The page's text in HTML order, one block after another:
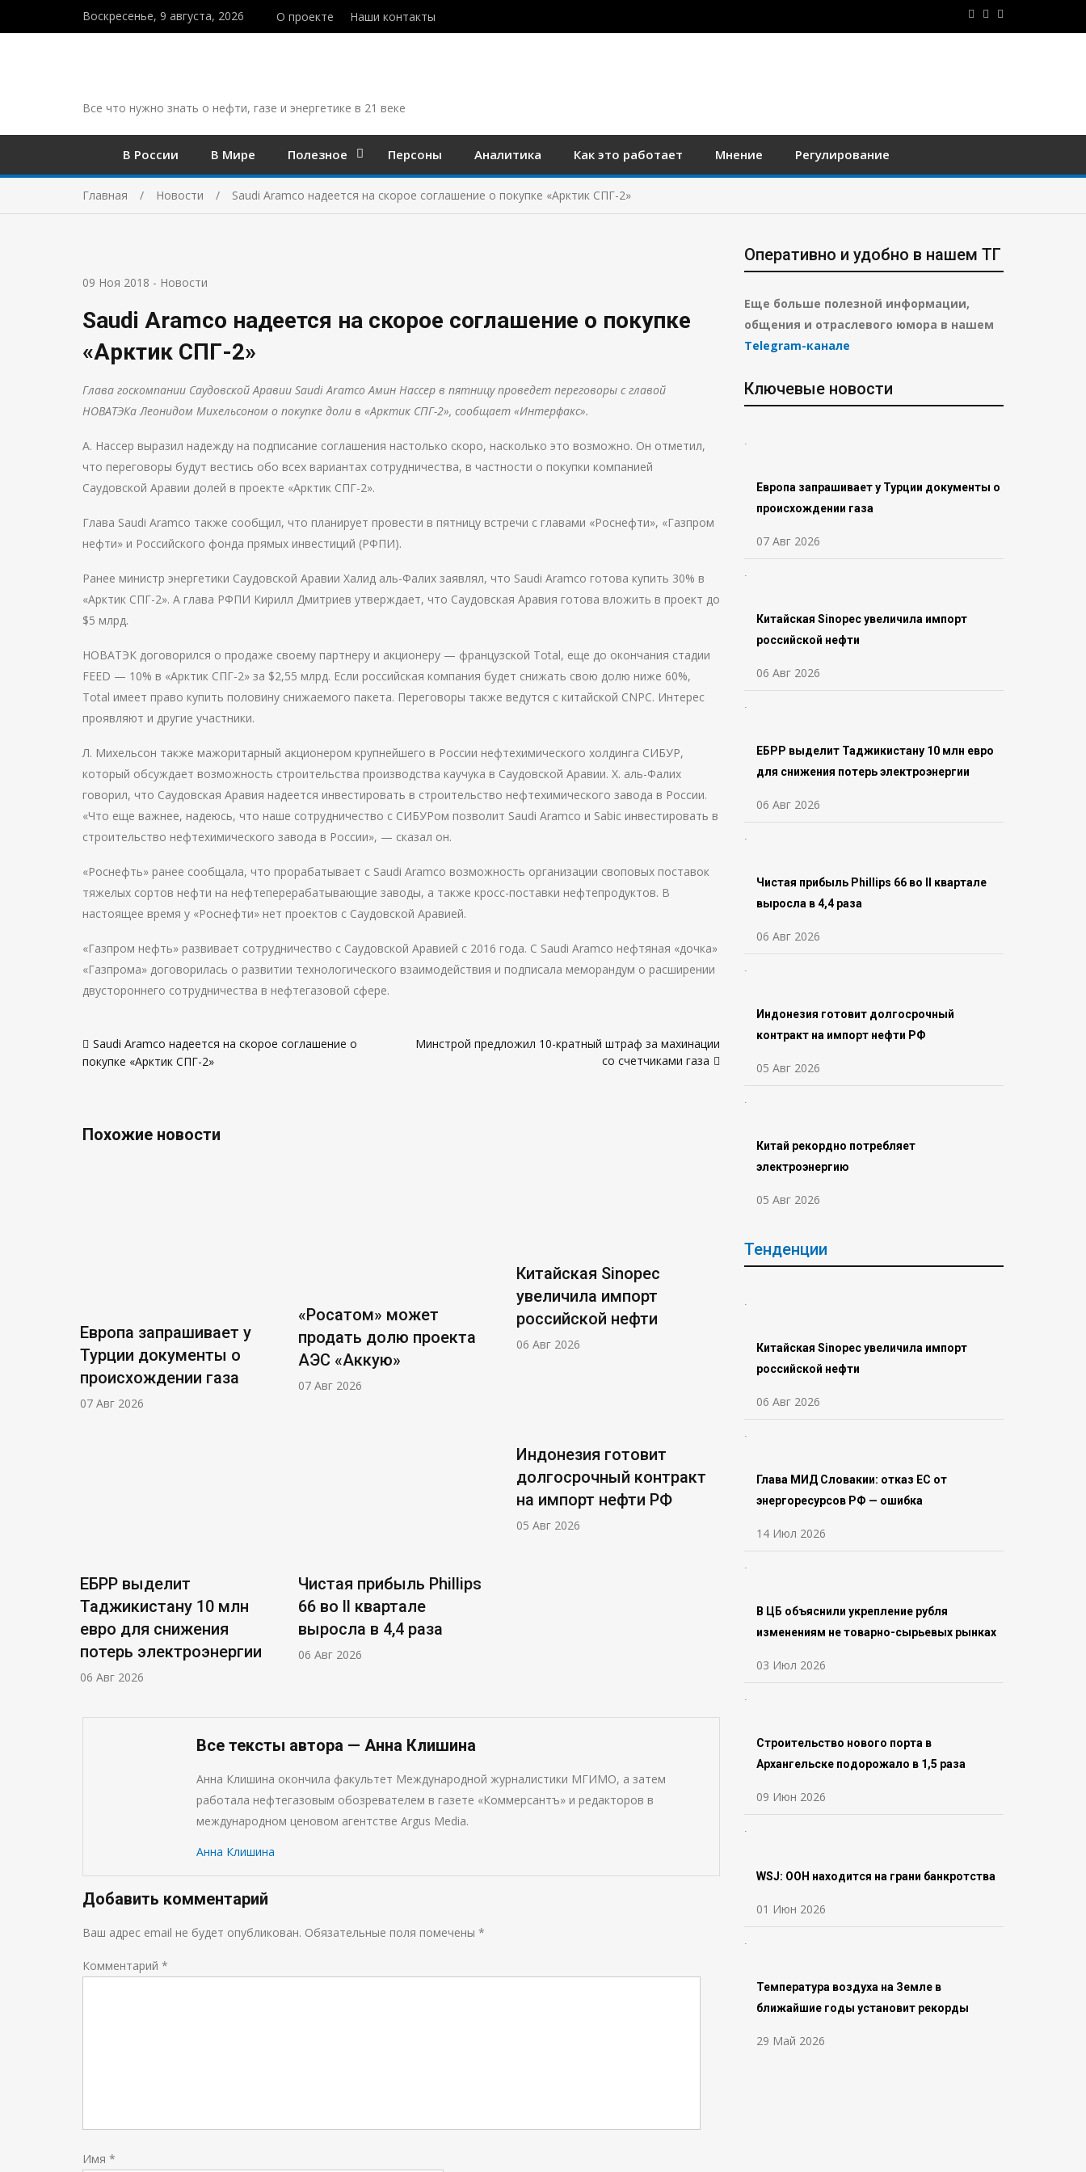
Воскресенье, 9 августа, 2026 О проекте Наши контакты
Все что нужно знать о нефти, газе и энергетике в 21 веке
В России В Мире Полезное Персоны Аналитика Как это работает Мнение Регулирование
Главная Новости Saudi Aramco надеется на скорое соглашение о покупке «Арктик СПГ-2»
09 Ноя 2018 - Новости
Saudi Aramco надеется на скорое соглашение о покупке
«Арктик СПГ-2»
Глава госкомпании Саудовской Аравии Saudi Aramco Амин Нассер в пятницу проведет переговоры с главой
НОВАТЭКа Леонидом Михельсоном о покупке доли в «Арктик СПГ-2», сообщает «Интерфакс».
А. Нассер выразил надежду на подписание соглашения настолько скоро, насколько это возможно. Он отметил,
что переговоры будут вестись обо всех вариантах сотрудничества, в частности о покупки компанией
Саудовской Аравии долей в проекте «Арктик СПГ-2».
Глава Saudi Aramco также сообщил, что планирует провести в пятницу встречи с главами «Роснефти», «Газпром
нефти» и Российского фонда прямых инвестиций (РФПИ).
Ранее министр энергетики Саудовской Аравии Халид аль-Фалих заявлял, что Saudi Aramco готова купить 30% в
«Арктик СПГ-2». А глава РФПИ Кирилл Дмитриев утверждает, что Саудовская Аравия готова вложить в проект до
$5 млрд.
НОВАТЭК договорился о продаже своему партнеру и акционеру — французской Total, еще до окончания стадии
FEED — 10% в «Арктик СПГ-2» за $2,55 млрд. Если российская компания будет снижать свою долю ниже 60%,
Total имеет право купить половину снижаемого пакета. Переговоры также ведутся с китайской CNPC. Интерес
проявляют и другие участники.
Л. Михельсон также мажоритарный акционером крупнейшего в России нефтехимического холдинга СИБУР,
который обсуждает возможность строительства производства каучука в Саудовской Аравии. Х. аль-Фалих
говорил, что Саудовская Аравия надеется инвестировать в строительство нефтехимического завода в России.
«Что еще важнее, надеюсь, что наше сотрудничество с СИБУРом позволит Saudi Aramco и Sabic инвестировать в
строительство нефтехимического завода в России», — сказал он.
«Роснефть» ранее сообщала, что прорабатывает с Saudi Aramco возможность организации своповых поставок
тяжелых сортов нефти на нефтеперерабатывающие заводы, а также кросс-поставки нефтепродуктов. В
настоящее время у «Роснефти» нет проектов с Саудовской Аравией.
«Газпром нефть» развивает сотрудничество с Саудовской Аравией с 2016 года. С Saudi Aramco нефтяная «дочка»
«Газпрома» договорилась о развитии технологического взаимодействия и подписала меморандум о расширении
двустороннего сотрудничества в нефтегазовой сфере.
поSaudi Aramco надеется на скорое соглашение о
покупке «Арктик СПГ-2»
Минстрой предложил 10-кратный штраф за махинации
со счетчиками газа
Похожие новости
Европа запрашивает у
Турции документы о
происхождении газа
07 Авг 2026
«Росатом» может
продать долю проекта
АЭС «Аккую»
07 Авг 2026
Китайская Sinopec
увеличила импорт
российской нефти
06 Авг 2026
ЕБРР выделит
Таджикистану 10 млн
евро для снижения
потерь электроэнергии
06 Авг 2026
Чистая прибыль Phillips
66 во ll квартале
выросла в 4,4 раза
06 Авг 2026
Индонезия готовит
долгосрочный контракт
на импорт нефти РФ
05 Авг 2026
Все тексты автора — Анна Клишина
Анна Клишина окончила факультет Международной журналистики МГИМО, а затем
работала нефтегазовым обозревателем в газете «Коммерсантъ» и редакторов в
международном ценовом агентстве Argus Media.
Анна Клишина
Добавить комментарий
Ваш адрес email не будет опубликован. Обязательные поля помечены *
Комментарий *
Имя *
Оперативно и удобно в нашем ТГ
Еще больше полезной информации,
общения и отраслевого юмора в нашем
Telegram-канале
Ключевые новости
Европа запрашивает у Турции документы о
происхождении газа
07 Авг 2026
Китайская Sinopec увеличила импорт
российской нефти
06 Авг 2026
ЕБРР выделит Таджикистану 10 млн евро
для снижения потерь электроэнергии
06 Авг 2026
Чистая прибыль Phillips 66 во ll квартале
выросла в 4,4 раза
06 Авг 2026
Индонезия готовит долгосрочный
контракт на импорт нефти РФ
05 Авг 2026
Китай рекордно потребляет
электроэнергию
05 Авг 2026
Тенденции
Китайская Sinopec увеличила импорт
российской нефти
06 Авг 2026
Глава МИД Словакии: отказ ЕС от
энергоресурсов РФ — ошибка
14 Июл 2026
В ЦБ объяснили укрепление рубля
изменениям не товарно-сырьевых рынках
03 Июл 2026
Строительство нового порта в
Архангельске подорожало в 1,5 раза
09 Июн 2026
WSJ: ООН находится на грани банкротства
01 Июн 2026
Температура воздуха на Земле в
ближайшие годы установит рекорды
29 Май 2026